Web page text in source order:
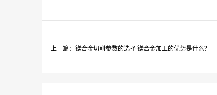
上一篇：镁合金切削参数的选择 镁合金加工的优势是什么？